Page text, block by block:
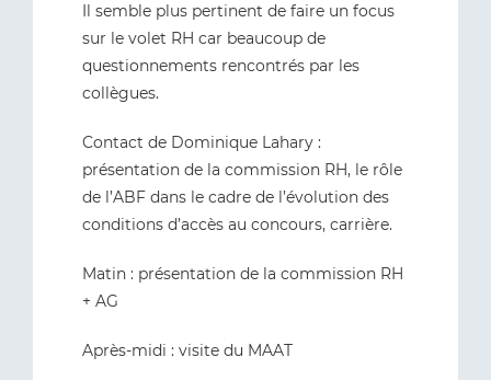
Il semble plus pertinent de faire un focus
sur le volet RH car beaucoup de
questionnements rencontrés par les
collègues.
Contact de Dominique Lahary :
présentation de la commission RH, le rôle
de l’ABF dans le cadre de l’évolution des
conditions d’accès au concours, carrière.
Matin : présentation de la commission RH
+ AG
Après-midi : visite du MAAT